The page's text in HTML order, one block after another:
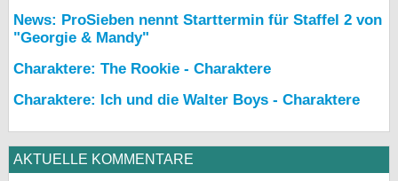
News: ProSieben nennt Starttermin für Staffel 2 von
"Georgie & Mandy"
Charaktere: The Rookie - Charaktere
Charaktere: Ich und die Walter Boys - Charaktere
AKTUELLE KOMMENTARE